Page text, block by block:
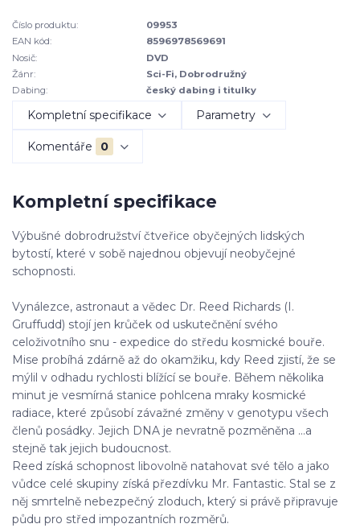
Číslo produktu:
09953
EAN kód:
8596978569691
Nosič:
DVD
Žánr:
Sci-Fi, Dobrodružný
Dabing:
český dabing i titulky
Kompletní specifikace Parametry
Komentáře 0
Kompletní specifikace
Výbušné dobrodružství čtveřice obyčejných lidských
bytostí, které v sobě najednou objevují neobyčejné
schopnosti.
Vynálezce, astronaut a vědec Dr. Reed Richards (I.
Gruffudd) stojí jen krůček od uskutečnění svého
celoživotního snu - expedice do středu kosmické bouře.
Mise probíhá zdárně až do okamžiku, kdy Reed zjistí, že se
mýlil v odhadu rychlosti blížící se bouře. Během několika
minut je vesmírná stanice pohlcena mraky kosmické
radiace, které způsobí závažné změny v genotypu všech
členů posádky. Jejich DNA je nevratně pozměněna ...a
stejně tak jejich budoucnost.
Reed získá schopnost libovolně natahovat své tělo a jako
vůdce celé skupiny získá přezdívku Mr. Fantastic. Stal se z
něj smrtelně nebezpečný zloduch, který si právě připravuje
půdu pro střed impozantních rozměrů.